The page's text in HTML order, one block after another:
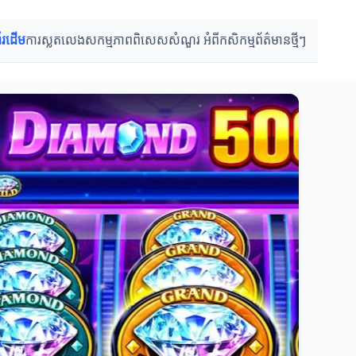
ដើមការស្លតលេងសកម្មភាពពិសេសសំណួរ អំពីកសិកម្មព័ត៌មានថ្មីៗ